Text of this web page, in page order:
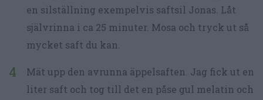
en silställning exempelvis saftsil Jonas. Låt
självrinna i ca 25 minuter. Mosa och tryck ut så
mycket saft du kan.
Mät upp den avrunna äppelsaften. Jag fick ut en
liter saft och tog till det en påse gul melatin och